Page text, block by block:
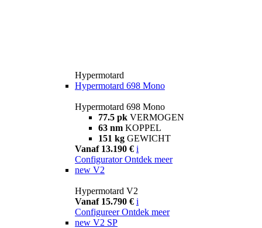
Hypermotard
Hypermotard 698 Mono
Hypermotard 698 Mono
77.5 pk VERMOGEN
63 nm KOPPEL
151 kg GEWICHT
Vanaf 13.190 € i
Configurator Ontdek meer
new V2
Hypermotard V2
Vanaf 15.790 € i
Configureer Ontdek meer
new V2 SP